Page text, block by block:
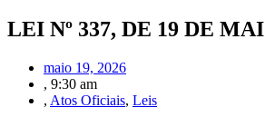
LEI Nº 337, DE 19 DE
maio 19, 2026
, 9:30 am
, Atos Oficiais, Leis